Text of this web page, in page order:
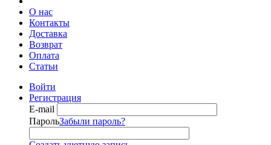
О нас
Контакты
Доставка
Возврат
Оплата
Статьи
Войти
Регистрация
E-mail
ПарольЗабыли пароль?